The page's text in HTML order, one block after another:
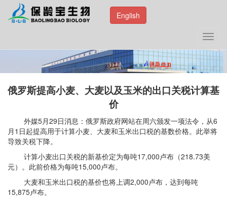
English
俄罗斯提高小麦、大麦以及玉米的出口关税计算基
价
外媒5月29日消息：俄罗斯政府网站在周六颁发一项法令，从6
月1日起提高用于计算小麦、大麦和玉米出口税的基数价格。此举将
导致关税下降。
计算小麦出口关税的新基价定为每吨17,000卢布（218.73美
元）。此前价格为每吨15,000卢布。
大麦和玉米出口税的基价也将上调2,000卢布，达到每吨
15,875卢布。